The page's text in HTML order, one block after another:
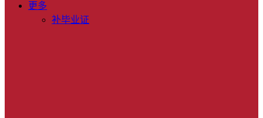
更多
补毕业证